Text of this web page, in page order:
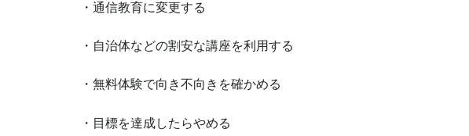
・通信教育に変更する
・自治体などの割安な講座を利用する
・無料体験で向き不向きを確かめる
・目標を達成したらやめる